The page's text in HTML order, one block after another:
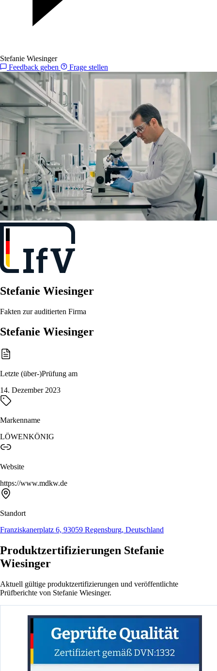
Stefanie Wiesinger
Feedback geben
Frage stellen
Stefanie Wiesinger
Fakten zur auditierten Firma
Stefanie Wiesinger
Letzte (über-)Prüfung am
14. Dezember 2023
Markenname
LÖWENKÖNIG
Website
https://www.mdkw.de
Standort
Franziskanerplatz 6, 93059 Regensburg, Deutschland
Produktzertifizierungen Stefanie
Wiesinger
Aktuell gültige produktzertifizierungen und veröffentlichte
Prüfberichte von Stefanie Wiesinger.